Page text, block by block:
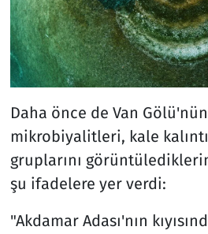
Daha önce de Van
mikrobiyalitleri, kale
gruplarını
şu ifadelere yer verdi:
"Akdamar Adası'nın